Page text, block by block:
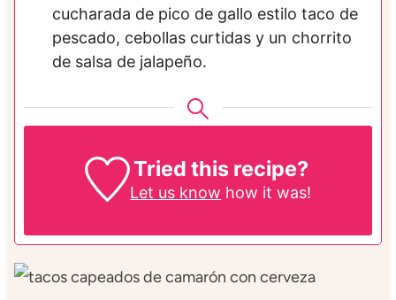
cucharada de pico de gallo estilo taco de
pescado, cebollas curtidas y un chorrito
de salsa de jalapeño.
Tried this recipe?
Let us know how it was!